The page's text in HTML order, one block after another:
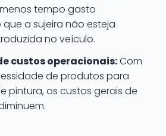
tempo gasto
a sujeira não esteja
no veículo.
custos operacionais:Com
de produtos para
pintura, os custos gerais de